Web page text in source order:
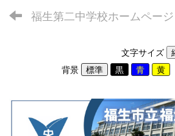
福生第二中学校ホームページ
文字サイズ
背景